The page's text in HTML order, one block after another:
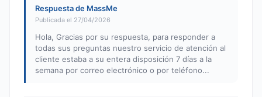
Respuesta de MassMe
Publicada el 27/04/2026
Hola, Gracias por su respuesta, para responder a
todas sus preguntas nuestro servicio de atención al
cliente estaba a su entera disposición 7 días a la
semana por correo electrónico o por teléfono...